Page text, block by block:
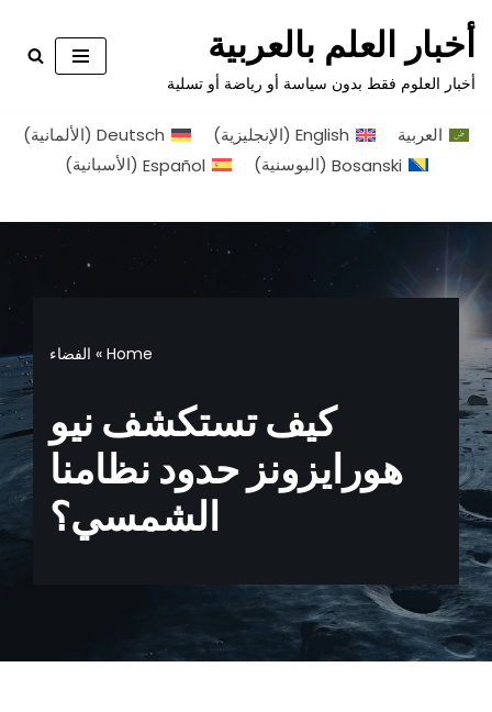
تخطى
إلى
أخبار العلم بالعربية
أخبار العلوم فقط بدون سياسة أو رياضة أو تسلية
العربية English
(الإنجليزية)
Deutsch
(الألمانية)
Bosanski
(البوسنية)
Español
(الأسبانية)
Home
» الفضاء
كيف تستكشف نيو
هورايزونز حدود نظامنا
الشمسي؟